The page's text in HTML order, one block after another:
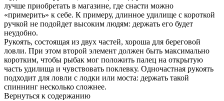
лучше приобретать в магазине, где снасти можно
«примерить» к себе. К примеру, длинное удилище с короткой
ручкой не подойдет высоким людям: держать его будет
неудобно.
Рукоять, состоящая из двух частей, хороша для береговой
ловли. При этом второй элемент должен быть максимально
коротким, чтобы рыбак мог положить палец на открытую
часть удилища и чувствовать поклевку. Одночастная рукоять
подходит для ловли с лодки или моста: держать такой
спиннинг несколько сложнее.
Вернуться к содержанию